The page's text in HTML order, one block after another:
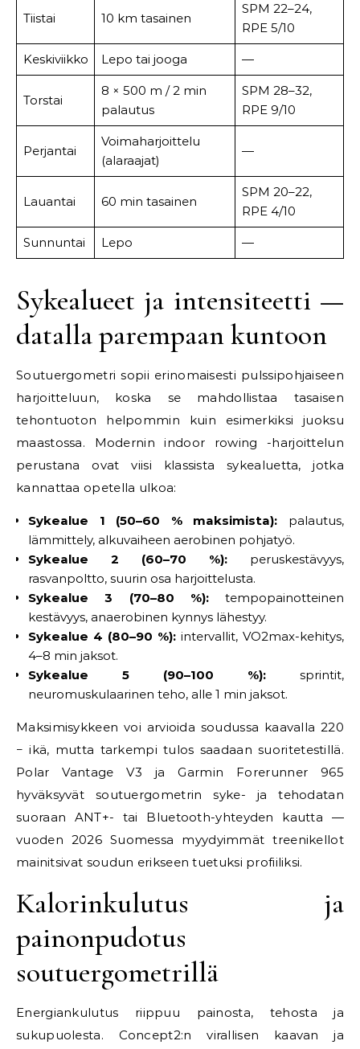
Tiistai 10 km tasainen
SPM 22–24,
RPE 5/10
Keskiviikko Lepo tai jooga —
Torstai
8 × 500 m / 2 min
palautus
SPM 28–32,
RPE 9/10
Perjantai
Voimaharjoittelu
(alaraajat)
—
Lauantai 60 min tasainen
SPM 20–22,
RPE 4/10
Sunnuntai Lepo —
Sykealueet ja intensiteetti —
datalla parempaan kuntoon
Soutuergometri sopii erinomaisesti pulssipohjaiseen
harjoitteluun, koska se mahdollistaa tasaisen
tehontuoton helpommin kuin esimerkiksi juoksu
maastossa. Modernin indoor rowing -harjoittelun
perustana ovat viisi klassista sykealuetta, jotka
kannattaa opetella ulkoa:
Sykealue 1 (50–60 % maksimista): palautus,
lämmittely, alkuvaiheen aerobinen pohjatyö.
Sykealue 2 (60–70 %): peruskestävyys,
rasvanpoltto, suurin osa harjoittelusta.
Sykealue 3 (70–80 %):tempopainotteinen
kestävyys, anaerobinen kynnys lähestyy.
Sykealue 4 (80–90 %): intervallit, VO2max-kehitys,
4–8 min jaksot.
Sykealue 5 (90–100 %): sprintit,
neuromuskulaarinen teho, alle 1 min jaksot.
Maksimisykkeen voi arvioida soudussa kaavalla 220
− ikä, mutta tarkempi tulos saadaan suoritetestillä.
Polar Vantage V3 ja Garmin Forerunner 965
hyväksyvät soutuergometrin syke- ja tehodatan
suoraan ANT+- tai Bluetooth-yhteyden kautta —
vuoden 2026 Suomessa myydyimmät treenikellot
mainitsivat soudun erikseen tuetuksi profiiliksi.
Kalorinkulutus ja
painonpudotus
soutuergometrillä
Energiankulutus riippuu painosta, tehosta ja
sukupuolesta. Concept2:n virallisen kaavan ja